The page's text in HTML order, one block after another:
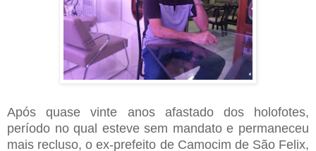
Após quase vinte anos afastado dos holofotes,
período no qual esteve sem mandato e permaneceu
mais recluso, o ex-prefeito de Camocim de São Felix,